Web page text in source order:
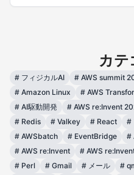
カテ
# フィジカルAI # AWS summit
# Amazon Linux # AWS
# AI駆動開発 # AWS re:Invent
# Redis # Valkey # React #
# AWSbatch # EventBridge #
# AWS re:Invent # AWS
# Perl # Gmail # メール #